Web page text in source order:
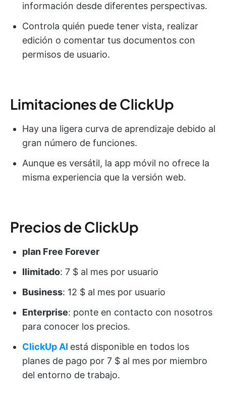
información desde diferentes perspectivas.
Controla quién puede tener vista, realizar
edición o comentar tus documentos con
permisos de usuario.
Limitaciones de ClickUp
Hay una ligera curva de aprendizaje debido al
gran número de funciones.
Aunque es versátil, la app móvil no ofrece la
misma experiencia que la versión web.
Precios de ClickUp
plan Free Forever
Ilimitado: 7 $ al mes por usuario
Business: 12 $ al mes por usuario
Enterprise: ponte en contacto con nosotros
para conocer los precios.
ClickUp AI está disponible en todos los
planes de pago por 7 $ al mes por miembro
del entorno de trabajo.